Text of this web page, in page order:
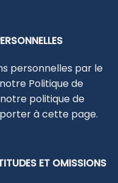
personnelles par le
Politique de
politique de
àcette page.
ET OMISSIONS